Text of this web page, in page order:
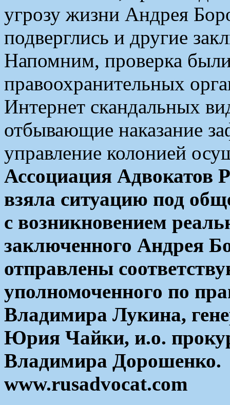
угрозу жизни Андрея
подверглись и другие
Напомним, проверка
правоохранительных
Интернет скандальных
отбывающие наказание
управление колонией
Ассоциация Адвокатов
взяла ситуацию под
с возникновением
заключенного Андрея
отправлены
уполномоченного по
Владимира Лукина,
Юрия Чайки, и.о.
Владимира Дорошенко.
www.rusadvocat.com